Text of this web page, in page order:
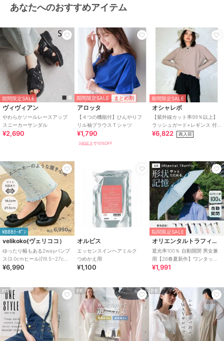
あなたへのおすすめアイテム
期間限定SALE
ヴィヴィアン
やわらかソールレースアップ
スニーカーサンダル
¥2,690
期間限定SALE まとめ割
アロッタ
【４つの機能付】ひんやりフ
リル袖ブラウスＴシャツ
¥1,790
3点以上で10%OFF
期間限定SALE
オシャレボ
【紫外線カット率99％以上】
ラッシュガード×レギンス 付
き タンキニ
¥6,822 再入荷
¥888ｸｰﾎﾟﾝ
velikoko(ヴェリココ）
ゆったり幅もある2wayパンプ
ス(3.0cmヒール)[19.5~27cm]
ラクチンきれいシューズ
¥6,990
オルビス
エッセンスインヘアミルク
つめかえ用
¥1,100
期間限定SALE
オリエンタルトラフィック
遮光率100％ 自動開閉 男女兼
用【26春夏新作】ワンタッチ
晴雨兼用 折りたたみ傘 /G-
¥1,991
PR PR PR